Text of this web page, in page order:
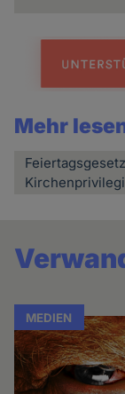
Mehr
Feiertagsgesetz
MEDIEN